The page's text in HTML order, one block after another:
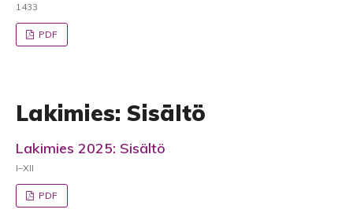
1433
PDF
Lakimies: Sisältö
Lakimies 2025: Sisältö
I–XII
PDF